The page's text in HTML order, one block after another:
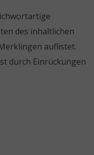
des inhaltlichen
auflistet.
durch Einrückungen